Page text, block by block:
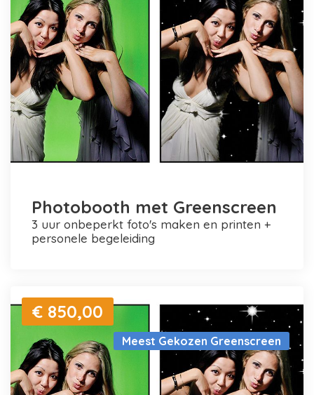
Photobooth met Greenscreen
3 uur onbeperkt foto's maken en printen +
personele begeleiding
Meest Gekozen Greenscreen
€ 850,00